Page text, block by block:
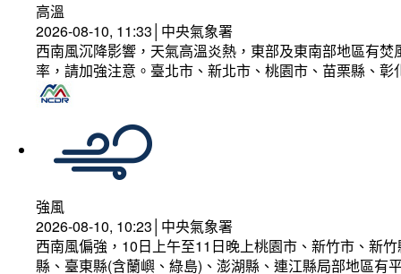
高溫
2026-08-10, 11:33│中央氣象署
西南風沉降影響，天氣高溫炎熱，東部及東南部地區有
率，請加強注意。臺北市、新北市、桃園市、苗栗縣、
強風
2026-08-10, 10:23│中央氣象署
西南風偏強，10日上午至11日晚上桃園市、新竹市、新
縣、臺東縣(含蘭嶼、綠島)、澎湖縣、連江縣局部地區